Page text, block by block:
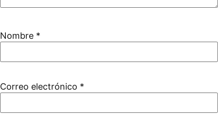
Nombre *
Correo electrónico *